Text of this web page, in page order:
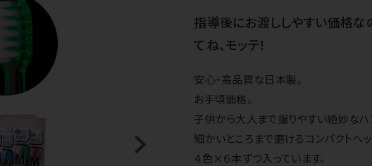
指導後にお渡ししやすい価格な
てね、モッテ！
安心・高品質な日本製。
お手頃価格。
子供から大人まで握りやすい絶妙なハ
細かいところまで磨けるコンパクトヘッ
４色×６本ずつ入っています。